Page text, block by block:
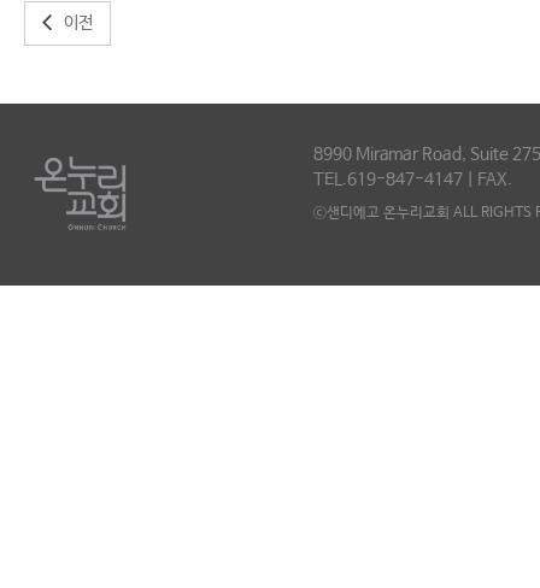
이전
8990 Miramar Road, Suite
TEL.619-847-4147 | FAX.
ⓒ샌디에고 온누리교회 ALL RIGHTS